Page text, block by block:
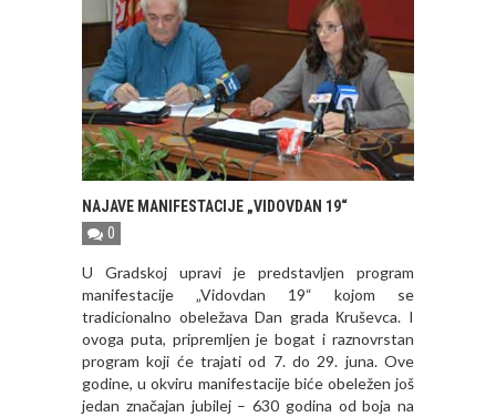
NAJAVE MANIFESTACIJE „VIDOVDAN 19“
0
U Gradskoj upravi je predstavljen program
manifestacije „Vidovdan 19“ kojom se
tradicionalno obeležava Dan grada Кruševca. I
ovoga puta, pripremljen je bogat i raznovrstan
program koji će trajati od 7. do 29. juna. Ove
godine, u okviru manifestacije biće obeležen još
jedan značajan jubilej – 630 godina od boja na